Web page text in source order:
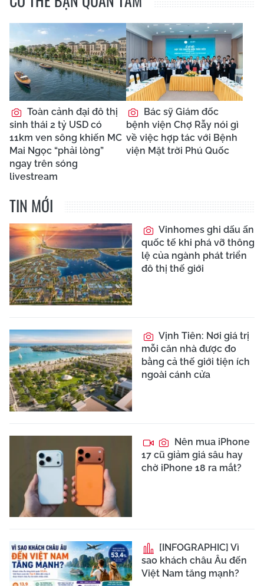
Toàn cảnh đại đô thị
sinh thái 2 tỷ USD có
11km ven sông khiến MC
Mai Ngọc “phải lòng”
ngay trên sóng
livestream
Bác sỹ Giám đốc
bệnh viện Chợ Rẫy nói gì
về việc hợp tác với Bệnh
viện Mặt trời Phú Quốc
TIN MỚI
Vinhomes ghi dấu ấn
quốc tế khi phá vỡ thông
lệ của ngành phát triển
đô thị thế giới
Vịnh Tiên: Nơi giá trị
mỗi căn nhà được đo
bằng cả thế giới tiện ích
ngoài cánh cửa
Nên mua iPhone
17 cũ giảm giá sâu hay
chờ iPhone 18 ra mắt?
[INFOGRAPHIC] Vì
sao khách châu Âu đến
Việt Nam tăng mạnh?